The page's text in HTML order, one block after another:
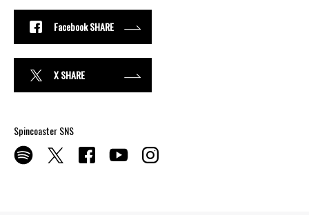
Facebook SHARE
X SHARE
Spincoaster SNS